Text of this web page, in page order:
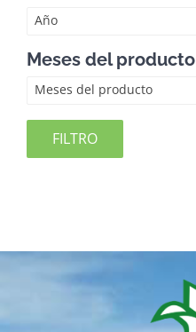
Año
Meses del producto
Meses del producto
FILTRO